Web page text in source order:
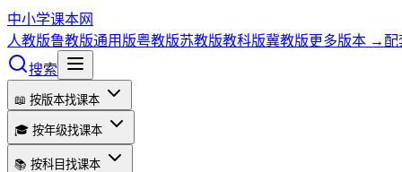
中小学课本网
人教版鲁教版通用版粤教版苏教版教科版冀教版更多版本 → 配
搜索
📖 按版本找课本
🎓 按年级找课本
📚 按科目找课本